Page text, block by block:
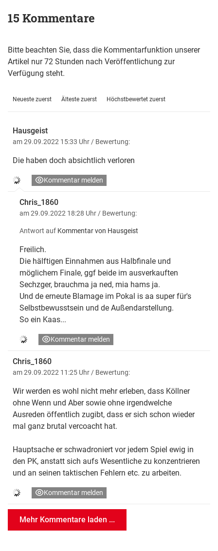
15 Kommentare
Bitte beachten Sie, dass die Kommentarfunktion unserer
Artikel nur 72 Stunden nach Veröffentlichung zur
Verfügung steht.
Neueste zuerst Älteste zuerst Höchstbewertet zuerst
Hausgeist
am 29.09.2022 15:33 Uhr / Bewertung:
Die haben doch absichtlich verloren
Kommentar melden
Chris_1860
am 29.09.2022 18:28 Uhr / Bewertung:
Antwort auf Kommentar von Hausgeist
Freilich.
Die hälftigen Einnahmen aus Halbfinale und
möglichem Finale, ggf beide im ausverkauften
Sechzger, brauchma ja ned, mia hams ja.
Und de erneute Blamage im Pokal is aa super für's
Selbstbewusstsein und de Außendarstellung.
So ein Kaas...
Kommentar melden
Chris_1860
am 29.09.2022 11:25 Uhr / Bewertung:
Wir werden es wohl nicht mehr erleben, dass Köllner
ohne Wenn und Aber sowie ohne irgendwelche
Ausreden öffentlich zugibt, dass er sich schon wieder
mal ganz brutal vercoacht hat.
Hauptsache er schwadroniert vor jedem Spiel ewig in
den PK, anstatt sich aufs Wesentliche zu konzentrieren
und an seinen taktischen Fehlern etc. zu arbeiten.
Kommentar melden
Mehr Kommentare laden ...